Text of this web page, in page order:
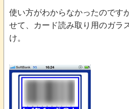
使い方がわからなかったのです
せて、カード読み取り用のガラ
け。